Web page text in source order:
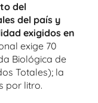
del
del país y
exigidos en
exige 70
Biológica de
Totales); la
por litro.